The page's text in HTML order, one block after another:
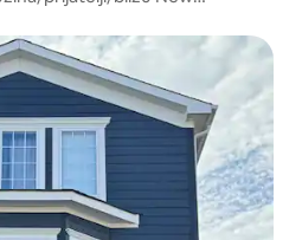
z značko »Izbira gostov«